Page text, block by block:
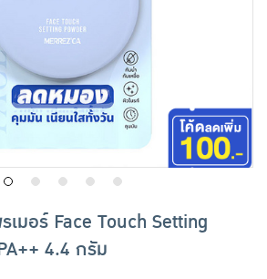
รี่
เมอร์ Face Touch Setting
4.4 กรัม